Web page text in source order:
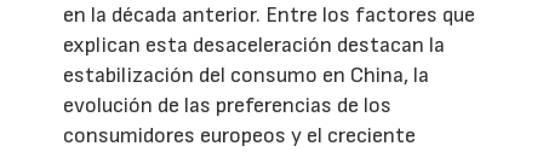
en la década anterior. Entre los factores que
explican esta desaceleración destacan la
estabilización del consumo en China, la
evolución de las preferencias de los
consumidores europeos y el creciente